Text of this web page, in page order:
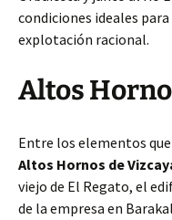
condiciones ideales
explotación racional.
Altos
Entre los elementos
Altos Hornos de
viejo de El Regato, el
de la empresa en